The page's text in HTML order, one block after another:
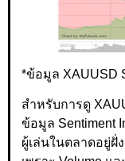
*ข้อมูล XAUUSD
สำหรับการดู
ข้อมูล Sentiment
ผู้เล่นในตลาดอยู่ฝั่